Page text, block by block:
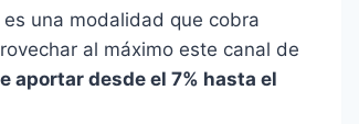
una modalidad que cobra
al máximo este canal de
aportar desde el 7% hasta el